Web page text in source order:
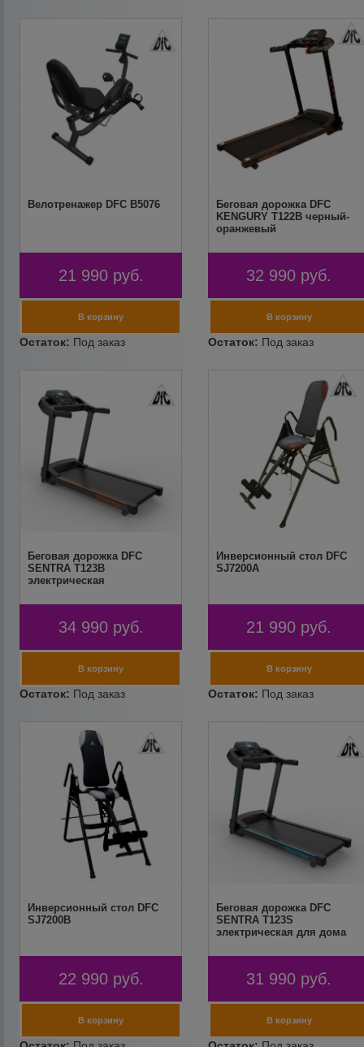
Велотренажер DFC B5076
21 990 руб.
Беговая дорожка DFC
KENGURY T122B черный-
оранжевый
32 990 руб.
Беговая дорожка DFC
SENTRA T123B
электрическая
34 990 руб.
Инверсионный стол DFC
SJ7200A
21 990 руб.
Инверсионный стол DFC
SJ7200B
22 990 руб.
Беговая дорожка DFC
SENTRA T123S
электрическая для дома
31 990 руб.